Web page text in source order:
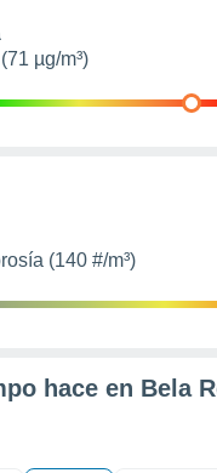
µg/m³)
(140 #/m³)
hace en Bela